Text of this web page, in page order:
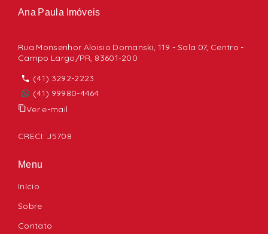
Ana Paula Imóveis
Rua Monsenhor Aloisio Domanski, 119 - Sala 07, Centro -
Campo Largo/PR, 83601-200
(41) 3292-2223
(41) 99980-4464
Ver e-mail
CRECI: J5708
Menu
Início
Sobre
Contato